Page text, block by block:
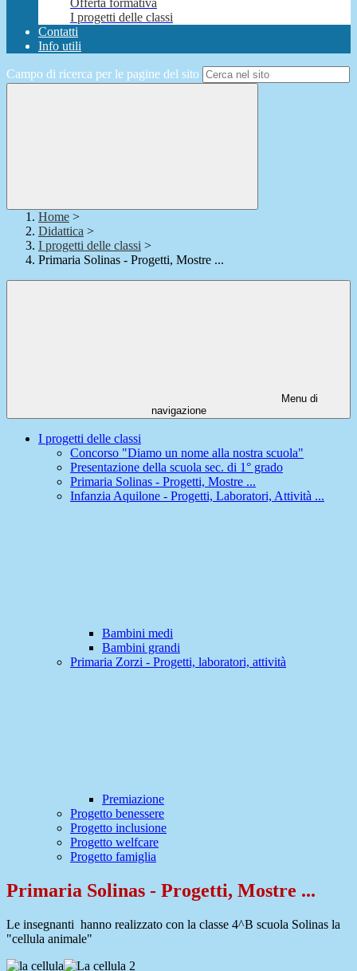
Offerta formativa
I progetti delle classi
Contatti
Info utili
Campo di ricerca per le pagine del sito
Home >
Didattica >
I progetti delle classi >
Primaria Solinas - Progetti, Mostre ...
Menu di
navigazione
I progetti delle classi
Concorso "Diamo un nome alla nostra scuola"
Presentazione della scuola sec. di 1° grado
Primaria Solinas - Progetti, Mostre ...
Infanzia Aquilone - Progetti, Laboratori, Attività ...
Bambini medi
Bambini grandi
Primaria Zorzi - Progetti, laboratori, attività
Premiazione
Progetto benessere
Progetto inclusione
Progetto welfcare
Progetto famiglia
Primaria Solinas - Progetti, Mostre ...
Le insegnanti hanno realizzato con la classe 4^B scuola Solinas la
"cellula animale"